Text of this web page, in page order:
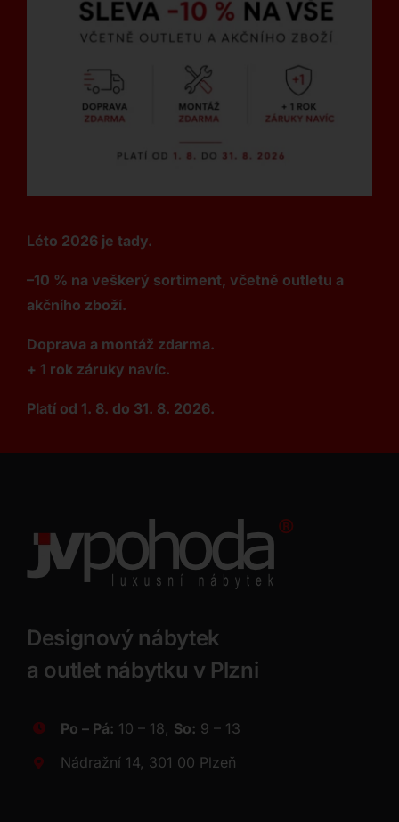
Léto 2026 je tady.
–10 % na veškerý sortiment, včetně outletu a
akčního zboží.
Doprava a montáž zdarma.
+ 1 rok záruky navíc.
Platí od 1. 8. do 31. 8. 2026.
Designový nábytek
a outlet nábytku v Plzni
Po – Pá: 10 – 18, So: 9 – 13
Nádražní 14, 301 00 Plzeň